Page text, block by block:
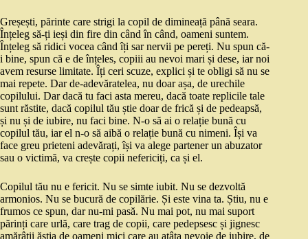
Greșești, părinte care strigi la copil de dimineață până seara.
Înțeleg să-ți ieși din fire din când în când, oameni suntem.
Înțeleg să ridici vocea când îți sar nervii pe pereți. Nu spun că-
i bine, spun că e de înțeles, copiii au nevoi mari și dese, iar noi
avem resurse limitate. Îți ceri scuze, explici și te obligi să nu se
mai repete. Dar de-adevăratelea, nu doar așa, de urechile
copilului. Dar dacă tu faci asta mereu, dacă toate replicile tale
sunt răstite, dacă copilul tău știe doar de frică și de pedeapsă,
și nu și de iubire, nu faci bine. N-o să ai o relație bună cu
copilul tău, iar el n-o să aibă o relație bună cu nimeni. Își va
face greu prieteni adevărați, își va alege partener un abuzator
sau o victimă, va crește copii nefericiți, ca și el.
Copilul tău nu e fericit. Nu se simte iubit. Nu se dezvoltă
armonios. Nu se bucură de copilărie. Și este vina ta. Știu, nu e
frumos ce spun, dar nu-mi pasă. Nu mai pot, nu mai suport
părinți care urlă, care trag de copii, care pedepsesc și jignesc
amărâții ăștia de oameni mici care au atâta nevoie de iubire, de